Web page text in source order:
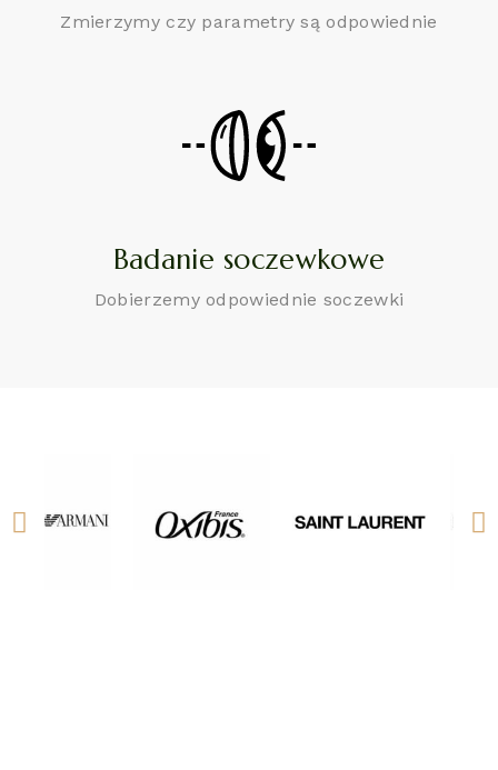
Zmierzymy czy parametry są odpowiednie
Badanie soczewkowe
Dobierzemy odpowiednie soczewki